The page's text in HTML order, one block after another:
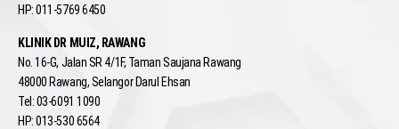
HP: 011-5769 6450
KLINIK DR MUIZ, RAWANG
No. 16-G, Jalan SR 4/1F, Taman Saujana Rawang
48000 Rawang, Selangor Darul Ehsan
Tel: 03-6091 1090
HP: 013-530 6564